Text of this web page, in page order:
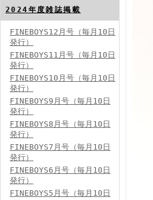
FINEBOYS2024年5月号
FINEBOYS2024年4月号
2024年度雑誌掲載
FINEBOYS12月号（毎月10日
発行）
FINEBOYS11月号（毎月10日
発行）
FINEBOYS10月号（毎月10日
発行）
FINEBOYS9月号（毎月10日
発行）
FINEBOYS8月号（毎月10日
発行）
FINEBOYS7月号（毎月10日
発行）
FINEBOYS6月号（毎月10日
発行）
FINEBOYS5月号（毎月10日